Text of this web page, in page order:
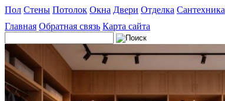
Пол Стены Потолок Окна Двери Отделка Сантехника
Главная Обратная связь Карта сайта